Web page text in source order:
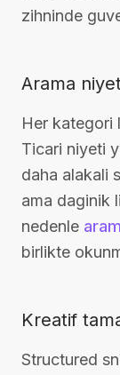
zihninde
Arama
Her kategori
Ticari niyeti
daha alakali
ama daginik
nedenle
birlikte
Kreatif
Structured